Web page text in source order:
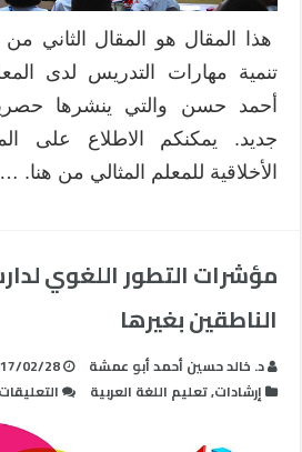
هذا المقال هو المقال الثاني
تنمية مهارات التدريس لدى
أحمد حسن والتي ينشرها
جديد. يمكنكم الاطلاع على
الأخلاقية للمعلم المثالي من هنا. …
مؤشرات التطور اللغوي
الناطقين بغيرها
د. خالد حسين أحمد أبو عمشة
02/28
إرشادات,تعليم اللغة العربية التعليقات